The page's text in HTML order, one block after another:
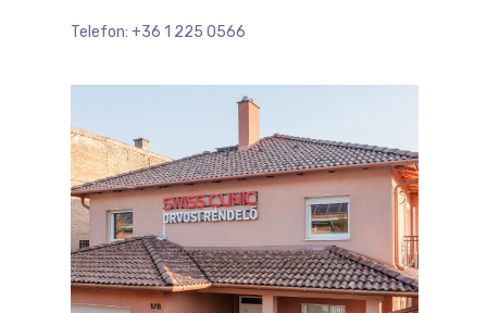
Telefon: +36 1 225 0566